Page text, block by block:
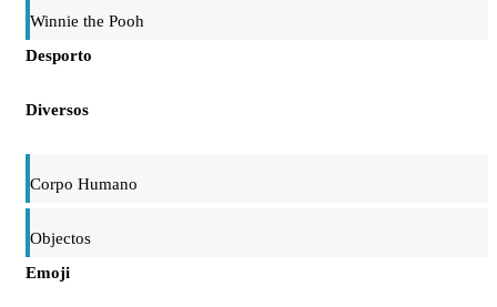
Winnie the Pooh
Desporto
Diversos
Corpo Humano
Objectos
Emoji